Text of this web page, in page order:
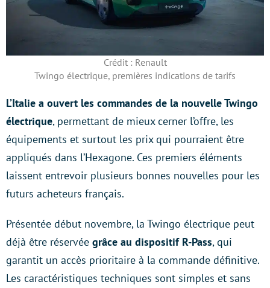
Crédit : Renault
Twingo électrique, premières indications de tarifs
L’Italie a ouvert les commandes de la nouvelle Twingo
électrique, permettant de mieux cerner l’offre, les
équipements et surtout les prix qui pourraient être
appliqués dans l’Hexagone. Ces premiers éléments
laissent entrevoir plusieurs bonnes nouvelles pour les
futurs acheteurs français.
Présentée début novembre, la Twingo électrique peut
déjà être réservée grâce au dispositif R-Pass, qui
garantit un accès prioritaire à la commande définitive.
Les caractéristiques techniques sont simples et sans